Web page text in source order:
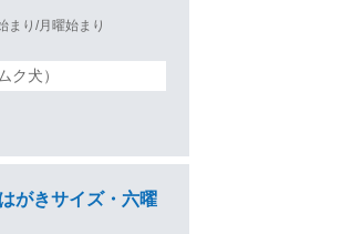
まり/月曜始まり
犬）
がきサイズ・六曜